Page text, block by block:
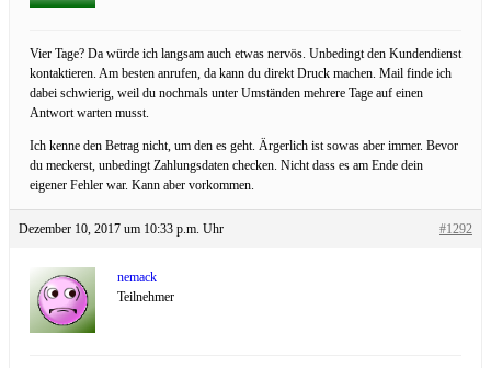
Vier Tage? Da würde ich langsam auch etwas nervös. Unbedingt den Kundendienst
kontaktieren. Am besten anrufen, da kann du direkt Druck machen. Mail finde ich
dabei schwierig, weil du nochmals unter Umständen mehrere Tage auf einen
Antwort warten musst.
Ich kenne den Betrag nicht, um den es geht. Ärgerlich ist sowas aber immer. Bevor
du meckerst, unbedingt Zahlungsdaten checken. Nicht dass es am Ende dein
eigener Fehler war. Kann aber vorkommen.
Dezember 10, 2017 um 10:33 p.m. Uhr #1292
nemack
Teilnehmer